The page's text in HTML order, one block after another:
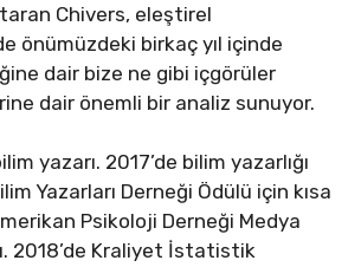
Chivers, eleştirel
önümüzdeki birkaç yıl içinde
dair bize ne gibi içgörüler
dair önemli bir analiz sunuyor.
yazarı. 2017’de bilim yazarlığı
Yazarları Derneği Ödülü için kısa
Psikoloji Derneği Medya
2018’de Kraliyet İstatistik